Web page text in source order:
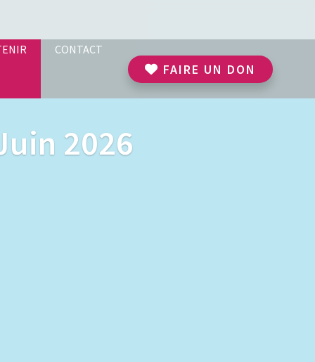
CONTACT
FAIRE UN DON
2026